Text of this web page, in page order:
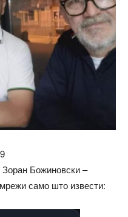
Божиновски –
само што извести: